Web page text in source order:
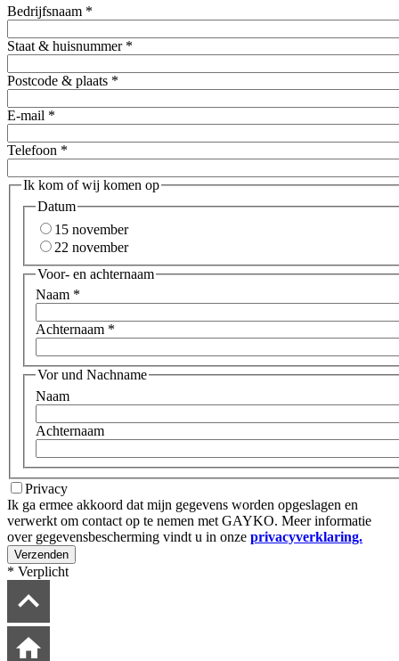
Bedrijfsnaam *
Staat & huisnummer *
Postcode & plaats *
E-mail *
Telefoon *
Ik kom of wij komen op
Datum
15 november
22 november
Voor- en achternaam
Naam *
Achternaam *
Vor und Nachname
Naam
Achternaam
Privacy
Ik ga ermee akkoord dat mijn gegevens worden opgeslagen en
verwerkt om contact op te nemen met GAYKO. Meer informatie
over gegevensbescherming vindt u in onze privacyverklaring.
Verzenden
* Verplicht